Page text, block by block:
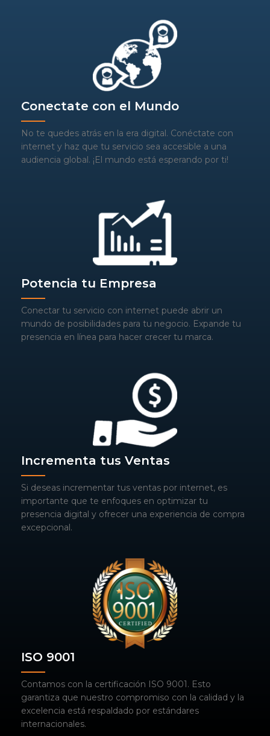
Conectate con el Mundo
No te quedes atrás en la era digital. Conéctate con
internet y haz que tu servicio sea accesible a una
audiencia global. ¡El mundo está esperando por ti!
Potencia tu Empresa
Conectar tu servicio con internet puede abrir un
mundo de posibilidades para tu negocio. Expande tu
presencia en línea para hacer crecer tu marca.
Incrementa tus Ventas
Si deseas incrementar tus ventas por internet, es
importante que te enfoques en optimizar tu
presencia digital y ofrecer una experiencia de compra
excepcional.
ISO 9001
Contamos con la certificación ISO 9001. Esto
garantiza que nuestro compromiso con la calidad y la
excelencia está respaldado por estándares
internacionales.